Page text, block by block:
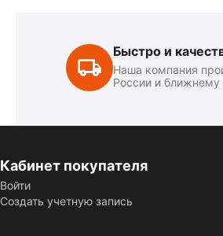
Быстро и
Наша компания
России и
Кабинет покупателя
Войти
Создать учетную запись